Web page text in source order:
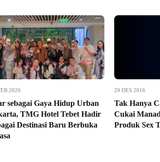
2026
sebagai Gaya Hidup Urban
TMG Hotel Tebet Hadir
Destinasi Baru Berbuka
29 DES 2016
Tak Hanya
Cukai
Produk Sex